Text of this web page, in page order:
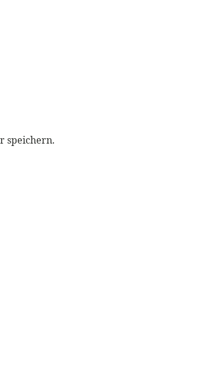
speichern.